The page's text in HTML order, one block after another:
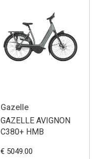
Gazelle
GAZELLE AVIGNON
C380+ HMB
€ 5049.00